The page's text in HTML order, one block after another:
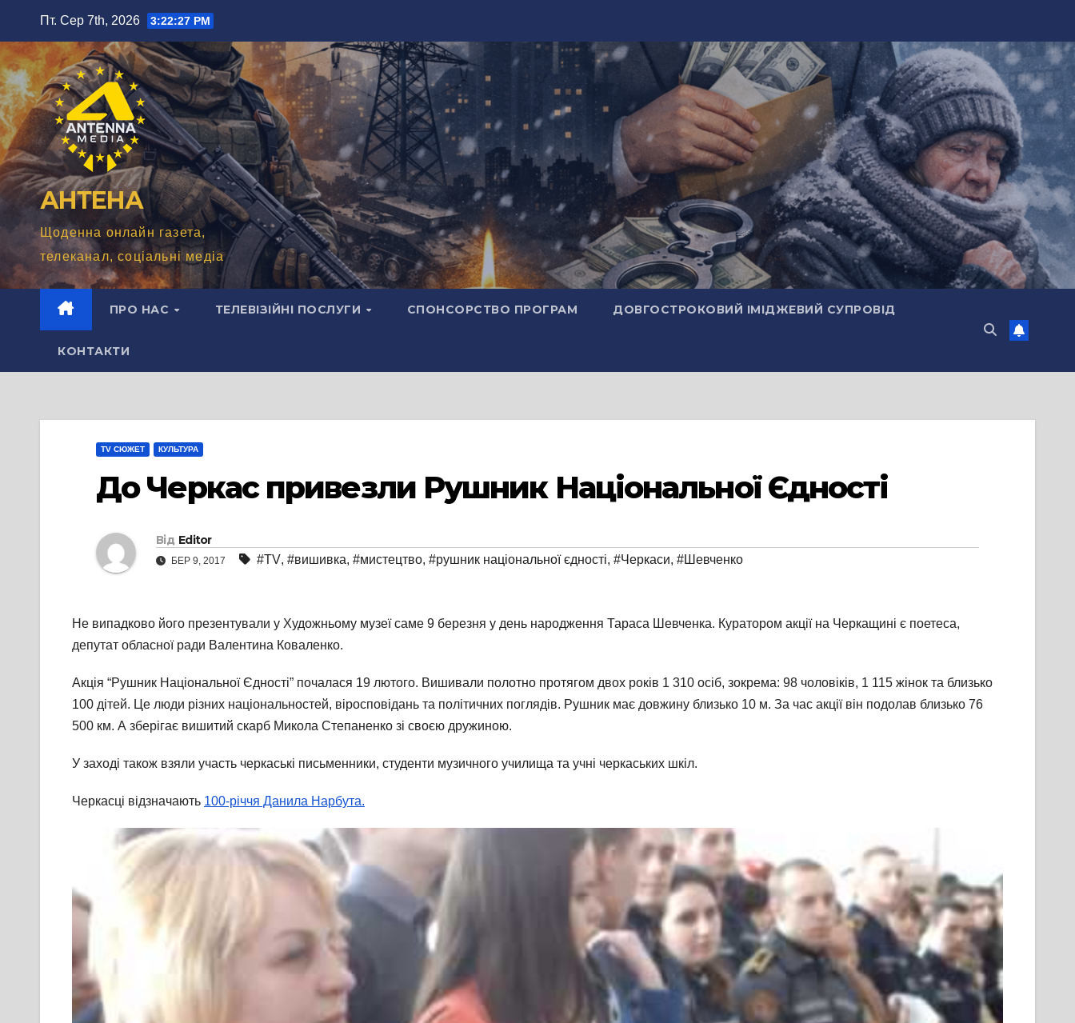
вмісту
Пт. Сер 7th, 2026 3:22:29 PM
АНТЕНА
Щоденна онлайн газета,
телеканал, соціальні медіа
ПРО НАС ТЕЛЕВІЗІЙНІ ПОСЛУГИ СПОНСОРСТВО ПРОГРАМ ДОВГОСТРОКОВИЙ ІМІДЖЕВИЙ СУПРОВІД
КОНТАКТИ
TV СЮЖЕТ КУЛЬТУРА
До Черкас привезли Рушник Національної Єдності
Від Editor
БЕР 9, 2017 #TV, #вишивка, #мистецтво, #рушник національної єдності, #Черкаси, #Шевченко
Не випадково його презентували у Художньому музеї саме 9 березня у день народження Тараса Шевченка. Куратором акції на Черкащині є поетеса,
депутат обласної ради Валентина Коваленко.
Акція “Рушник Національної Єдності” почалася 19 лютого. Вишивали полотно протягом двох років 1 310 осіб, зокрема: 98 чоловіків, 1 115 жінок та близько
100 дітей. Це люди різних національностей, віросповідань та політичних поглядів. Рушник має довжину близько 10 м. За час акції він подолав близько 76
500 км. А зберігає вишитий скарб Микола Степаненко зі своєю дружиною.
У заході також взяли участь черкаські письменники, студенти музичного училища та учні черкаських шкіл.
Черкасці відзначають 100-річчя Данила Нарбута.